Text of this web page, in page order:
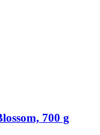
700 g